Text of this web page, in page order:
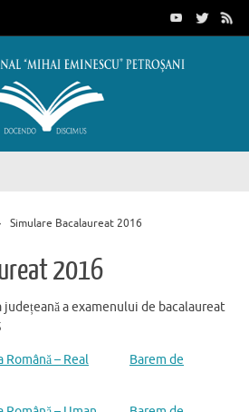
Simulare Bacalaureat 2016
2016
a examenului de bacalaureat
– Real
Barem de